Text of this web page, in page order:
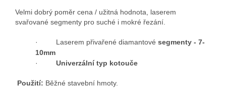
Velmi dobrý poměr cena / užitná hodnota, laserem
svařované segmenty pro suché i mokré řezání.
· Laserem přivařené diamantové segmenty - 7-
10mm
· Univerzální typ kotouče
Použití: Běžné stavební hmoty.